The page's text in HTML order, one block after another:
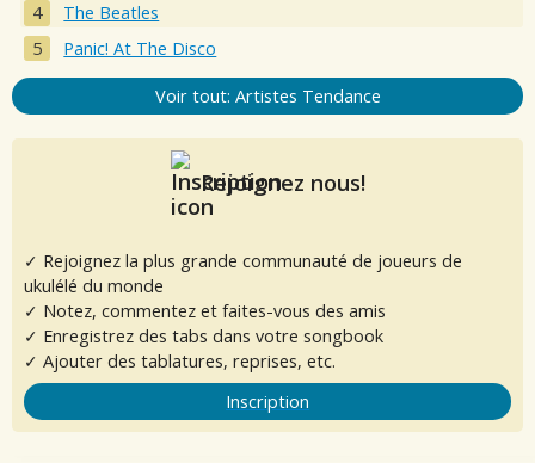
The Beatles
Panic! At The Disco
Voir tout: Artistes Tendance
Rejoignez nous!
✓ Rejoignez la plus grande communauté de joueurs de
ukulélé du monde
✓ Notez, commentez et faites-vous des amis
✓ Enregistrez des tabs dans votre songbook
✓ Ajouter des tablatures, reprises, etc.
Inscription